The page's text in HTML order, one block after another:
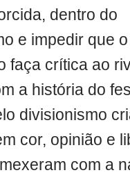
dentro do
e impedir que
faça crítica ao
a história do
divisionismo
cor, opinião e
com a